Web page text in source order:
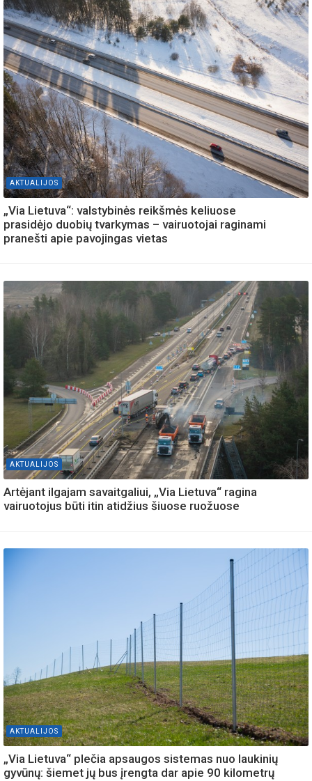
AKTUALIJOS
„Via Lietuva“: valstybinės reikšmės keliuose
prasidėjo duobių tvarkymas – vairuotojai raginami
pranešti apie pavojingas vietas
AKTUALIJOS
Artėjant ilgajam savaitgaliui, „Via Lietuva“ ragina
vairuotojus būti itin atidžius šiuose ruožuose
AKTUALIJOS
„Via Lietuva“ plečia apsaugos sistemas nuo laukinių
gyvūnų: šiemet jų bus įrengta dar apie 90 kilometrų